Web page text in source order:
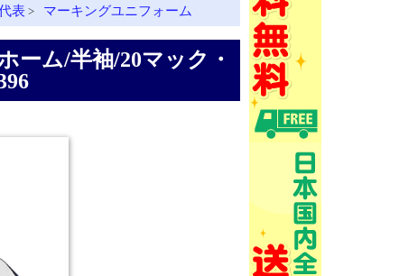
表 > マーキングユニフォーム
ーム/半袖/20マック・